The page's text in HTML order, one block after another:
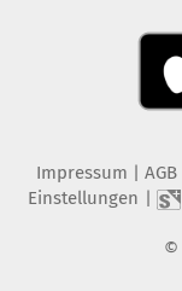
Impressum AGB
Einstellungen
©